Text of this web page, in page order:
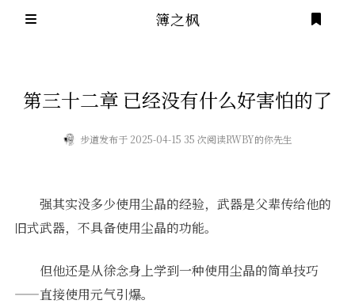
建站
戲言
笔记
留言簿
友链
簿之枫
第三十二章 已经没有什么好害怕的了
步道发布于 2025-04-15 35 次阅读RWBY的你先生
强其实没多少使用尘晶的经验，武器是父辈传给他的
旧式武器，不具备使用尘晶的功能。
但他还是从徐念身上学到一种使用尘晶的简单技巧
——直接使用元气引爆。